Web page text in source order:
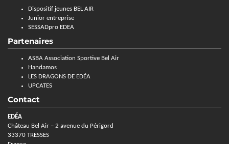
Dispositif jeunes BEL AIR
Junior entreprise
SESSADpro EDEA
Partenaires
ASBA Association Sportive Bel Air
Handamos
LES DRAGONS DE EDÉA
UPCATES
Contact
EDÉA
Château Bel Air – 2 avenue du Périgord
33370 TRESSES